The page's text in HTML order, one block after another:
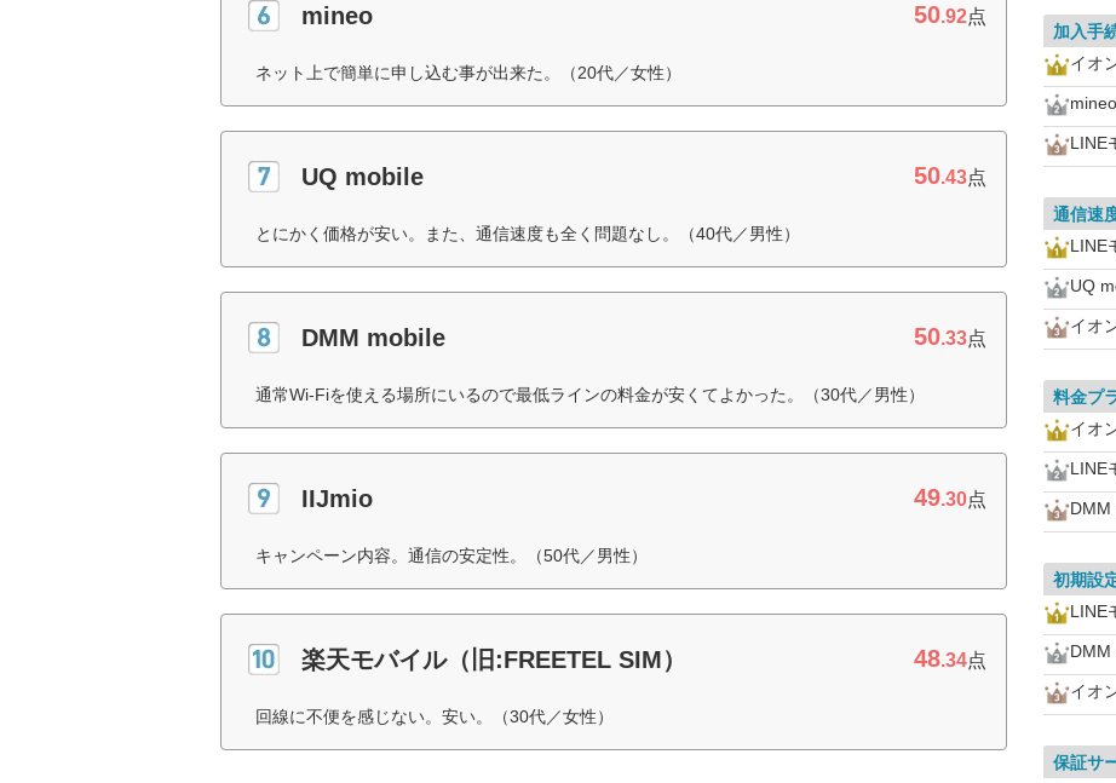
mineo 50.92点
ネット上で簡単に申し込む事が出来た。（20代／女性）
UQ mobile 50.43点
とにかく価格が安い。また、通信速度も全く問題なし。（40代／男性）
DMM mobile 50.33点
通常Wi-Fiを使える場所にいるので最低ラインの料金が安くてよかった。（30代／男性）
IIJmio 49.30点
キャンペーン内容。通信の安定性。（50代／男性）
楽天モバイル（旧:FREETEL SIM） 48.34点
回線に不便を感じない。安い。（30代／女性）
加入手
イオ
mineo
LINE
通信速
LINE
UQ
イオ
料金プ
イオ
LINE
DMM
初期設
LINE
DMM
イオ
保証サ